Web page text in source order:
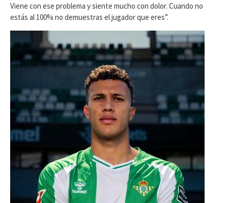
Viene con ese problema y siente mucho con dolor. Cuando no
estás al 100% no demuestras el jugador que eres”.